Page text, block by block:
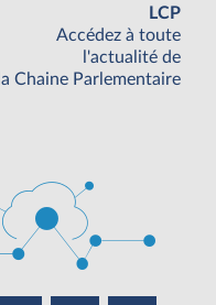
LCP
Accédez à toute
l'actualité de
la Chaine Parlementaire